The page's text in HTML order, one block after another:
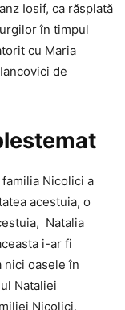
Iosif, ca răsplată
în timpul
cu Maria
de
Nicolici a
acestuia, o
Natalia
i-ar fi
nici oasele în
Nataliei
Nicolici,